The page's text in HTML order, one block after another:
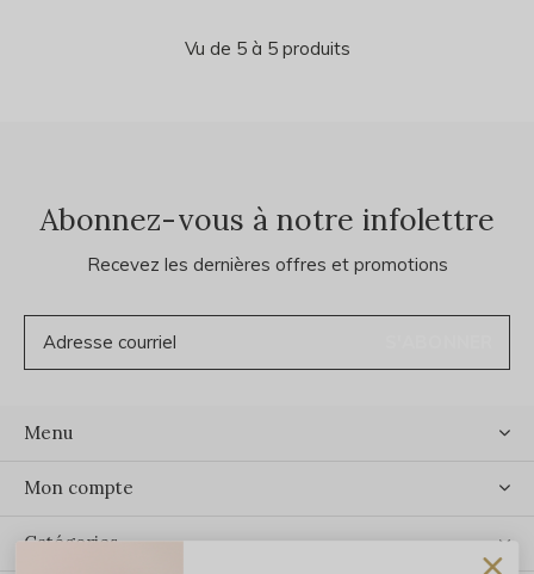
Vu de 5 à 5 produits
Abonnez-vous à notre infolettre
Recevez les dernières offres et promotions
Menu
Mon compte
Catégories